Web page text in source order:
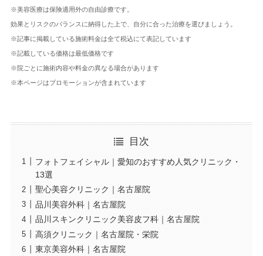
※美容医療は保険適用外の自由診療です。
効果とリスクのバランスに納得した上で、自分に合った治療を選びましょう。
※記事に掲載している施術料金は全て税込にて表記しています
※記載している価格は最低価格です
※院ごとに施術内容や料金の異なる場合があります
※本ページはプロモーションが含まれています
目次
フォトフェイシャル｜愛知のおすすめ人気クリニック・
13選
聖心美容クリニック｜名古屋院
品川美容外科｜名古屋院
品川スキンクリニック美容皮フ科｜名古屋院
高須クリニック｜名古屋院・栄院
東京美容外科｜名古屋院